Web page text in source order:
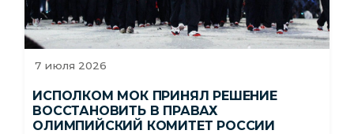
7 июля 2026
ИСПОЛКОМ МОК ПРИНЯЛ РЕШЕНИЕ
ВОССТАНОВИТЬ В ПРАВАХ
ОЛИМПИЙСКИЙ КОМИТЕТ РОССИИ